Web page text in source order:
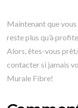
Maintenant que
reste plus qu’à
Alors, êtes-vous
contacter si jamais
Murale Fibre!